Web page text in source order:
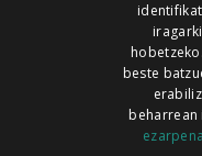
ALEA
hobetzeko.
beste